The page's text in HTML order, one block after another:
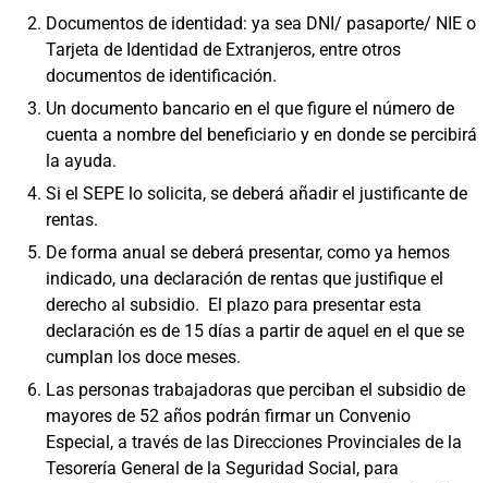
Documentos de identidad: ya sea DNI/ pasaporte/ NIE o
Tarjeta de Identidad de Extranjeros, entre otros
documentos de identificación.
Un documento bancario en el que figure el número de
cuenta a nombre del beneficiario y en donde se percibirá
la ayuda.
Si el SEPE lo solicita, se deberá añadir el justificante de
rentas.
De forma anual se deberá presentar, como ya hemos
indicado, una declaración de rentas que justifique el
derecho al subsidio. El plazo para presentar esta
declaración es de 15 días a partir de aquel en el que se
cumplan los doce meses.
Las personas trabajadoras que perciban el subsidio de
mayores de 52 años podrán firmar un Convenio
Especial, a través de las Direcciones Provinciales de la
Tesorería General de la Seguridad Social, para